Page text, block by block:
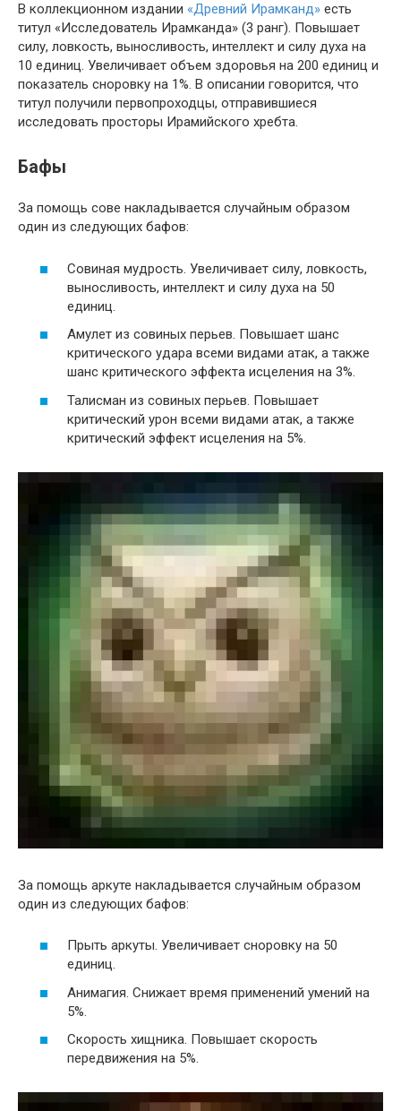
В коллекционном издании «Древний Ирамканд» есть
титул «Исследователь Ирамканда» (3 ранг). Повышает
силу, ловкость, выносливость, интеллект и силу духа на
10 единиц. Увеличивает объем здоровья на 200 единиц и
показатель сноровку на 1%. В описании говорится, что
титул получили первопроходцы, отправившиеся
исследовать просторы Ирамийского хребта.
Бафы
За помощь сове накладывается случайным образом
один из следующих бафов:
Совиная мудрость. Увеличивает силу, ловкость,
выносливость, интеллект и силу духа на 50
единиц.
Амулет из совиных перьев. Повышает шанс
критического удара всеми видами атак, а также
шанс критического эффекта исцеления на 3%.
Талисман из совиных перьев. Повышает
критический урон всеми видами атак, а также
критический эффект исцеления на 5%.
За помощь аркуте накладывается случайным образом
один из следующих бафов:
Прыть аркуты. Увеличивает сноровку на 50
единиц.
Анимагия. Снижает время применений умений на
5%.
Скорость хищника. Повышает скорость
передвижения на 5%.